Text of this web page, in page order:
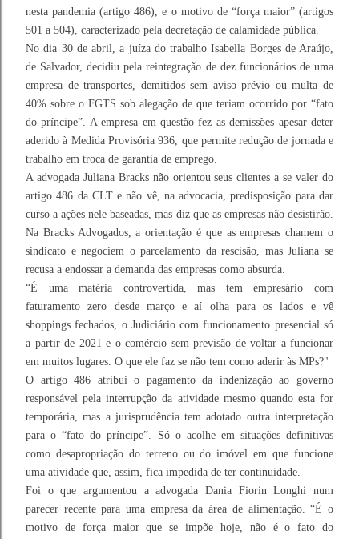
nesta pandemia (artigo 486), e o motivo de “força maior” (artigos
501 a 504), caracterizado pela decretação de calamidade pública.
No dia 30 de abril, a juíza do trabalho Isabella Borges de Araújo,
de Salvador, decidiu pela reintegração de dez funcionários de uma
empresa de transportes, demitidos sem aviso prévio ou multa de
40% sobre o FGTS sob alegação de que teriam ocorrido por “fato
do príncipe”. A empresa em questão fez as demissões apesar deter
aderido à Medida Provisória 936, que permite redução de jornada e
trabalho em troca de garantia de emprego.
A advogada Juliana Bracks não orientou seus clientes a se valer do
artigo 486 da CLT e não vê, na advocacia, predisposição para dar
curso a ações nele baseadas, mas diz que as empresas não desistirão.
Na Bracks Advogados, a orientação é que as empresas chamem o
sindicato e negociem o parcelamento da rescisão, mas Juliana se
recusa a endossar a demanda das empresas como absurda.
“É uma matéria controvertida, mas tem empresário com
faturamento zero desde março e aí olha para os lados e vê
shoppings fechados, o Judiciário com funcionamento presencial só
a partir de 2021 e o comércio sem previsão de voltar a funcionar
em muitos lugares. O que ele faz se não tem como aderir às MPs?"
O artigo 486 atribui o pagamento da indenização ao governo
responsável pela interrupção da atividade mesmo quando esta for
temporária, mas a jurisprudência tem adotado outra interpretação
para o “fato do príncipe”. Só o acolhe em situações definitivas
como desapropriação do terreno ou do imóvel em que funcione
uma atividade que, assim, fica impedida de ter continuidade.
Foi o que argumentou a advogada Dania Fiorin Longhi num
parecer recente para uma empresa da área de alimentação. “É o
motivo de força maior que se impõe hoje, não é o fato do